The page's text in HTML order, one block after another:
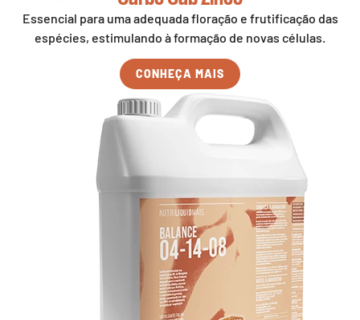
Essencial para uma adequada floração e frutificação das
espécies, estimulando à formação de novas células.
CONHEÇA MAIS